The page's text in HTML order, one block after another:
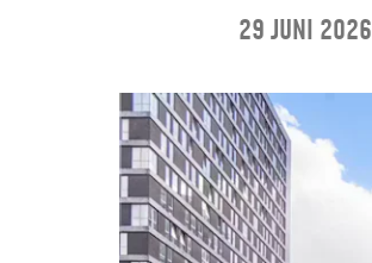
29 juni 2026